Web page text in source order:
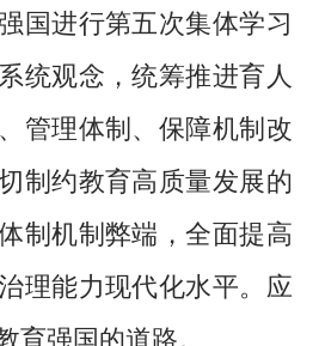
国进行第五次集体学习
统观念，统筹推进育人
管理体制、保障机制改
制约教育高质量发展的
制机制弊端，全面提高
理能力现代化水平。应
育强国的道路。